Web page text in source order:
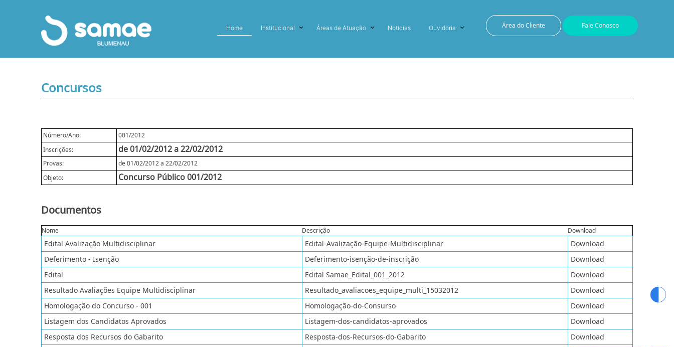
Área do Cliente Fale Conosco
Home Institucional Áreas de Atuação Notícias Ouvidoria
Concursos
Número/Ano:
001/2012
Inscrições:
de 01/02/2012 a 22/02/2012
Provas:
de 01/02/2012 a 22/02/2012
Objeto:
Concurso Público 001/2012
Documentos
Nome Descrição Download
Edital Avalização Multidisciplinar Edital-Avalização-Equipe-Multidisciplinar
Download
Deferimento - Isenção
Deferimento-isenção-de-inscrição
Download
Edital
Edital Samae_Edital_001_2012
Download
Resultado Avaliações Equipe Multidisciplinar
Resultado_avaliacoes_equipe_multi_15032012
Download
Homologação do Concurso - 001
Homologação-do-Consurso
Download
Listagem dos Candidatos Aprovados
Listagem-dos-candidatos-aprovados
Download
Resposta dos Recursos do Gabarito
Resposta-dos-Recursos-do-Gabarito
Download